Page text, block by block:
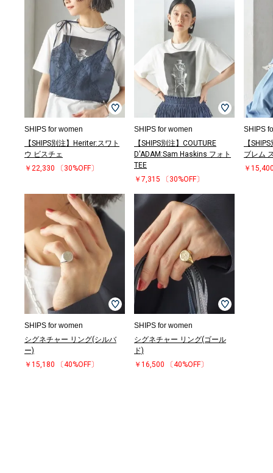
SHIPS for women
【SHIPS別注】Heriter:スワト
ウ ビスチェ
￥22,330
〔30%OFF〕
SHIPS for women
【SHIPS別注】COUTURE
D'ADAM:Sam Haskins フォト
TEE
￥7,315
〔30%OFF〕
SHIPS
【
ブレム
￥
SHIPS for women
シグネチャー リング(シルバ
ー)
￥15,180
〔40%OFF〕
SHIPS for women
シグネチャー リング(ゴール
ド)
￥16,500
〔40%OFF〕